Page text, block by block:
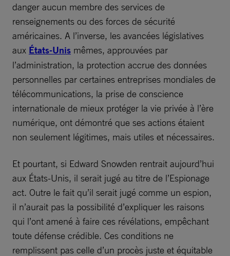
danger aucun membre des services de
renseignements ou des forces de sécurité
américaines. A l’inverse, les avancées législatives
aux États-Unis mêmes, approuvées par
l’administration, la protection accrue des données
personnelles par certaines entreprises mondiales de
télécommunications, la prise de conscience
internationale de mieux protéger la vie privée à l’ère
numérique, ont démontré que ses actions étaient
non seulement légitimes, mais utiles et nécessaires.
Et pourtant, si Edward Snowden rentrait aujourd’hui
aux États-Unis, il serait jugé au titre de l’Espionage
act. Outre le fait qu’il serait jugé comme un espion,
il n’aurait pas la possibilité d’expliquer les raisons
qui l’ont amené à faire ces révélations, empêchant
toute défense crédible. Ces conditions ne
remplissent pas celle d’un procès juste et équitable